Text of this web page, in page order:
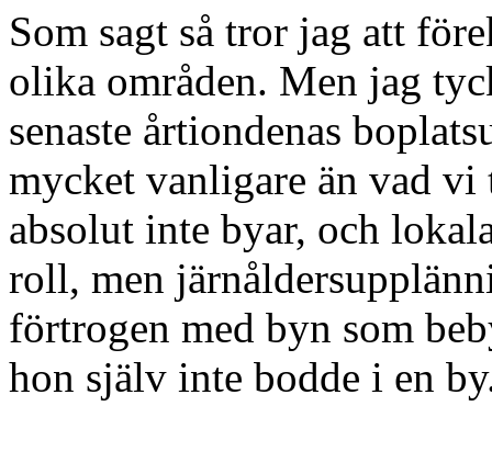
Som sagt så tror jag att
olika områden. Men jag
senaste årtiondenas
mycket vanligare än vad
absolut inte byar, och
roll, men
förtrogen med byn som
hon själv inte bodde i en